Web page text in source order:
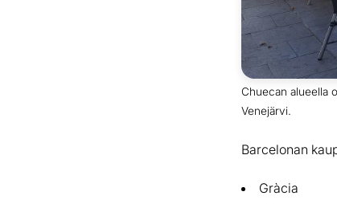
Chuecan alueella
Venejärvi.
Barcelonan
Gràcia